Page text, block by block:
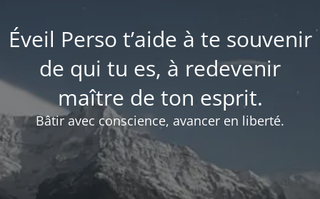
Éveil Perso t’aide à te souvenir
de qui tu es, à redevenir
maître de ton esprit.
Bâtir avec conscience, avancer en liberté.